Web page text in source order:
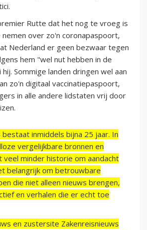
Rutte dat het nog te vroeg is
over zo'n coronapaspoort,
Nederland er geen bezwaar tegen
hem "wel nut hebben in de
Sommige landen dringen wel aan
zo'n digitaal vaccinatiepaspoort,
in alle andere lidstaten vrij door
inmiddels bijna 25 jaar. In
vergelijkbare bronnen en
veel minder historie om aandacht
belangrijk om betrouwbare
die niet alleen nieuws brengen,
en verhalen die er echt toe
en zustersite Zakenreisnieuws